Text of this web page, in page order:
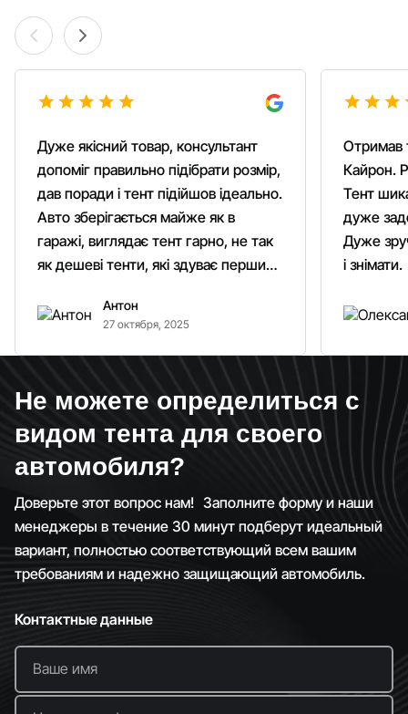
Дуже якісний товар, консультант
допоміг правильно підібрати розмір,
дав поради і тент підійшов ідеально.
Авто зберігається майже як в
гаражі, виглядає тент гарно, не так
як дешеві тенти, які здуває першим
Рекомендую однозначно!
Антон
27 октября, 2025
Отримав
Кайрон.
Тент
дуже
Дуже
і знімати.
Не можете определиться с
видом тента для своего
автомобиля?
Доверьте этот вопрос нам! Заполните форму и наши
менеджеры в течение 30 минут подберут идеальный
вариант, полностью соответствующий всем вашим
требованиям и надежно защищающий автомобиль.
Контактные данные
Ваше имя